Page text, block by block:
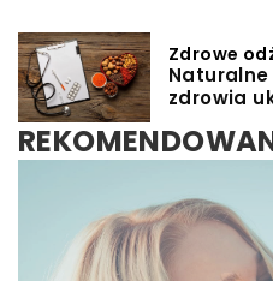
Zdrowe
zdrowia